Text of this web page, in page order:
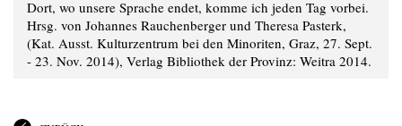
Dort, wo unsere Sprache endet, komme ich jeden Tag vorbei.
Hrsg. von Johannes Rauchenberger und Theresa Pasterk,
(Kat. Ausst. Kulturzentrum bei den Minoriten, Graz, 27. Sept.
- 23. Nov. 2014), Verlag Bibliothek der Provinz: Weitra 2014.